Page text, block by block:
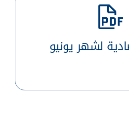
لشهر يونيو